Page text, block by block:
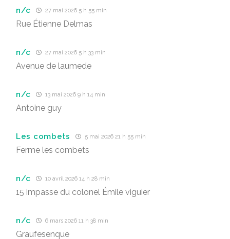
n/c 27 mai 2026 5 h 55 min
Rue Étienne Delmas
n/c 27 mai 2026 5 h 33 min
Avenue de laumede
n/c 13 mai 2026 9 h 14 min
Antoine guy
Les combets 5 mai 2026 21 h 55 min
Ferme les combets
n/c 10 avril 2026 14 h 28 min
15 impasse du colonel Émile viguier
n/c 6 mars 2026 11 h 38 min
Graufesenque